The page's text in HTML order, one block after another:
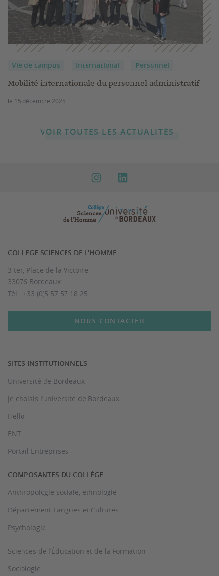
Vie de campus International Personnel
Mobilité internationale du personnel administratif
le 15 décembre 2025
VOIR TOUTES LES ACTUALITÉS
COLLEGE SCIENCES DE L'HOMME
3 ter, Place de la Victoire
33076 Bordeaux
Tél : +33 (0)5 57 57 18 25
NOUS CONTACTER
SITES INSTITUTIONNELS
Université de Bordeaux
Je choisis l’université de Bordeaux
Hello
ENT
Portail Entreprises
COMPOSANTES DU COLLÈGE
Anthropologie sociale, ethnologie
Département Langues et Cultures
Psychologie
Sciences de l’Éducation et de la Formation
Sociologie